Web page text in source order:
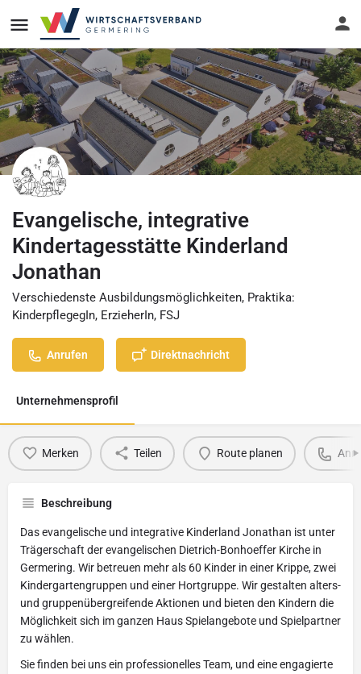
Evangelische, integrative
Kindertagesstätte Kinderland
Jonathan
Verschiedenste Ausbildungsmöglichkeiten, Praktika:
KinderpflegegIn, ErzieherIn, FSJ
Anrufen Direktnachricht
Unternehmensprofil
Merken Teilen Route planen
Beschreibung
Das evangelische und integrative Kinderland Jonathan ist unter
Trägerschaft der evangelischen Dietrich-Bonhoeffer Kirche in
Germering. Wir betreuen mehr als 60 Kinder in einer Krippe, zwei
Kindergartengruppen und einer Hortgruppe. Wir gestalten alters-
und gruppenübergreifende Aktionen und bieten den Kindern die
Möglichkeit sich im ganzen Haus Spielangebote und Spielpartner
zu wählen.
Sie finden bei uns ein professionelles Team, und eine engagierte